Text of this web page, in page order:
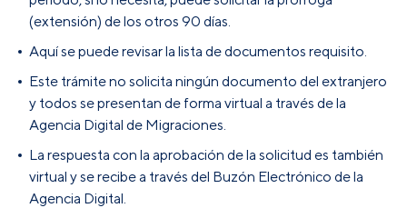
(extensión) de los otros 90 días.
Aquí se puede revisar la lista de documentos requisito.
Este trámite no solicita ningún documento del extranjero
y todos se presentan de forma virtual a través de la
Agencia Digital de Migraciones.
La respuesta con la aprobación de la solicitud es también
virtual y se recibe a través del Buzón Electrónico de la
Agencia Digital.